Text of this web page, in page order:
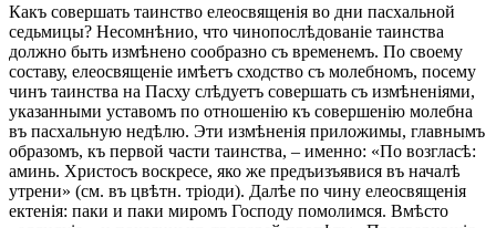
Какъ совершать таинство елеосвященія во дни пасхальной
седьмицы? Несомнѣнио, что чинопослѣдованіе таинства
должно быть измѣнено сообразно съ временемъ. По своему
составу, елеосвященіе имѣетъ сходство съ молебномъ, посему
чинъ таинства на Пасху слѣдуетъ совершать съ измѣненіями,
указанными уставомъ по отношенію къ совершенію молебна
въ пасхальную недѣлю. Эти измѣненія приложимы, главнымъ
образомъ, къ первой части таинства, – именно: «По возгласѣ:
аминь. Христосъ воскресе, яко же предъизъявися въ началѣ
утрени» (см. въ цвѣтн. тріоди). Далѣе по чину елеосвященія
ектенія: паки и паки миромъ Господу помолимся. Вмѣсто